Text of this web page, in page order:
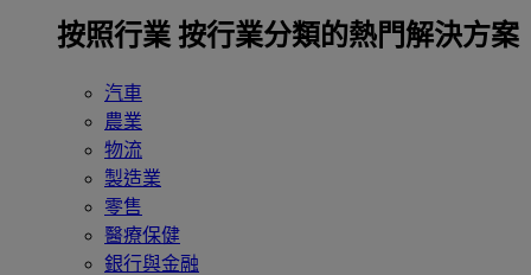
按照行業 按行業分類的熱門解決方案
汽車
農業
物流
製造業
零售
醫療保健
銀行與金融